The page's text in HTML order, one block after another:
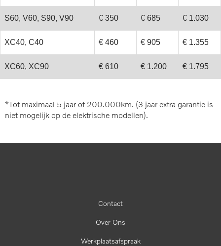
S60, V60, S90, V90 € 350 € 685 € 1.030
XC40, C40 € 460 € 905 € 1.355
XC60, XC90 € 610 € 1.200 € 1.795
*Tot maximaal 5 jaar of 200.000km. (3 jaar extra garantie is
niet mogelijk op de elektrische modellen).
Contact
Over Ons
Werkplaatsafspraak